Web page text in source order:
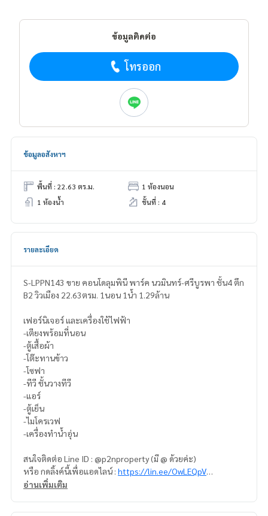
ข้อมูลติดต่อ
โทรออก
ข้อมูลอสังหาฯ
พื้นที่ : 22.63 ตร.ม.
1 ห้องนอน
1 ห้องน้ำ
ชั้นที่ : 4
รายละเอียด
S-LPPN143 ขาย คอนโด​ลุมพินี พาร์ค นวมินทร์-ศรีบูรพา ชั้น4 ตึก
B2 วิวเมือง 22.63ตรม. 1นอน 1น้ำ 1.29ล้าน
เฟอร์นิเจอร์ และเครื่องใช้ไฟฟ้า
-เตียงพร้อมที่นอน
-ตู้เสื้อผ้า
-โต๊ะทานข้าว
-โซฟา
-ทีวี ชั้นวางทีวี
-แอร์
-ตู้เย็น
-ไมโครเวฟ
-เครื่องทำน้ำอุ่น
สนใจติดต่อ Line ID : @p2nproperty (มี @ ด้วยค่ะ)
หรือ กดลิ้งค์นี้เพื่อแอดไลน์ : https://lin.ee/OwLEQpV
อ่านเพิ่มเติม